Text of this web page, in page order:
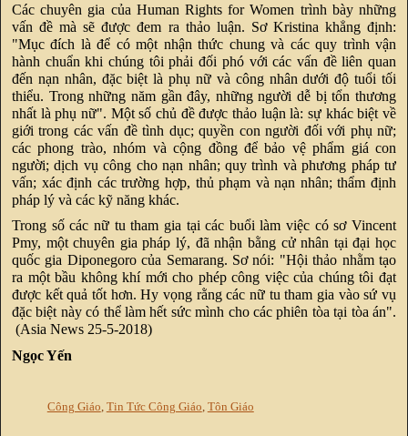
Các chuyên gia của Human Rights for Women trình bày những
vấn đề mà sẽ được đem ra thảo luận. Sơ Kristina khẳng định:
"Mục đích là để có một nhận thức chung và các quy trình vận
hành chuẩn khi chúng tôi phải đối phó với các vấn đề liên quan
đến nạn nhân, đặc biệt là phụ nữ và công nhân dưới độ tuổi tối
thiểu. Trong những năm gần đây, những người dễ bị tổn thương
nhất là phụ nữ". Một số chủ đề được thảo luận là: sự khác biệt về
giới trong các vấn đề tình dục; quyền con người đối với phụ nữ;
các phong trào, nhóm và cộng đồng để bảo vệ phẩm giá con
người; dịch vụ công cho nạn nhân; quy trình và phương pháp tư
vấn; xác định các trường hợp, thủ phạm và nạn nhân; thẩm định
pháp lý và các kỹ năng khác.
Trong số các nữ tu tham gia tại các buổi làm việc có sơ Vincent
Pmy, một chuyên gia pháp lý, đã nhận bằng cử nhân tại đại học
quốc gia Diponegoro của Semarang. Sơ nói: "Hội thảo nhằm tạo
ra một bầu không khí mới cho phép công việc của chúng tôi đạt
được kết quả tốt hơn. Hy vọng rằng các nữ tu tham gia vào sứ vụ
đặc biệt này có thể làm hết sức mình cho các phiên tòa tại tòa án".
(Asia News 25-5-2018)
Ngọc Yến
Công Giáo, Tin Tức Công Giáo, Tôn Giáo